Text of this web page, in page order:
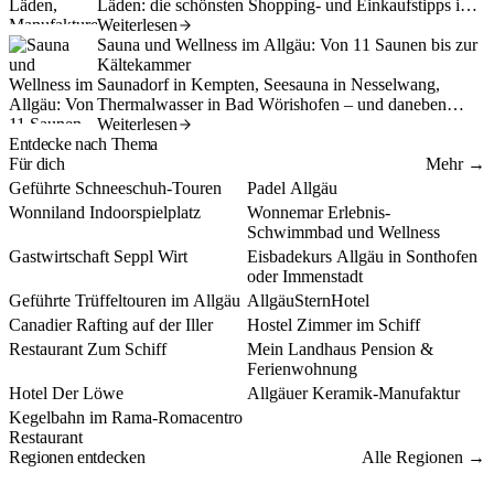
verbinden.
Läden: die schönsten Shopping- und Einkaufstipps im
Allgäu.
Weiterlesen
Sauna und Wellness im Allgäu: Von 11 Saunen bis zur
Kältekammer
Saunadorf in Kempten, Seesauna in Nesselwang,
Thermalwasser in Bad Wörishofen – und daneben
Kryotherapie, Eisbaden und Yoga: die Wellness-
Landschaft des Allgäus sortiert nach dem, was man
Weiterlesen
Entdecke nach Thema
Baden & Schwimmen
Bei Regen
Sommer-Ausflüge
Sehenswürdigkeiten
Für dich
Mehr →
Führungen & Besichtigungen
Sonthofen
Geführte Schneeschuh-Touren Sport & Freizeit
Sonthofen
Padel Allgäu
Indoor Spielplatz
Sonthofen
Wonniland Indoorspielplatz Am & im Wasser
Sonthofen
Wonnemar Erlebnis-
Schwimmbad und Wellness
Restaurant
Sonthofen
Gastwirtschaft Seppl Wirt Am & im Wasser
Sonthofen
Eisbadekurs Allgäu in Sonthofen
oder Immenstadt
Führungen & Besichtigungen
Sonthofen
Geführte Trüffeltouren im Allgäu HotelSonthofen
AllgäuSternHotel
Am & im Wasser
Blaichach
Canadier Rafting auf der Iller Gästehäuser & Pensionen
Blaichach
Hostel Zimmer im Schiff
Restaurant
Blaichach
Restaurant Zum Schiff Ferienwohnung
Burgberg im Allgäu
Mein Landhaus Pension &
Ferienwohnung
HotelBurgberg im Allgäu
Hotel Der Löwe Kunst & Handwerk
Sonthofen
Allgäuer Keramik-Manufaktur
Sport & Freizeit
Blaichach
Kegelbahn im Rama-Romacentro
Restaurant
Regionen entdecken
Alle Regionen →
Allgäu Alpenland (Allgäu + KWT)
Oberallgäu
Bodensee
Kleinwalsertal